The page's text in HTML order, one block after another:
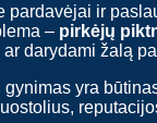
pardavėjai ir
– pirkėjų
darydami žalą
gynimas yra